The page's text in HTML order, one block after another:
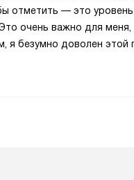
отметить — это
очень важно для
я безумно доволен этой